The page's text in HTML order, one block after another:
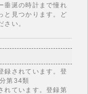
垂涎の時計まで憧れ
と見つかります。ど
い。
録されています。登
第34類
れています。登録第